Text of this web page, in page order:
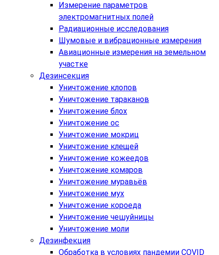
Измерение параметров
электромагнитных полей
Радиационные исследования
Шумовые и вибрационные измерения
Авиационные измерения на земельном
участке
Дезинсекция
Уничтожение клопов
Уничтожение тараканов
Уничтожение блох
Уничтожение ос
Уничтожение мокриц
Уничтожение клещей
Уничтожение кожеедов
Уничтожение комаров
Уничтожение муравьёв
Уничтожение мух
Уничтожение короеда
Уничтожение чешуйницы
Уничтожение моли
Дезинфекция
Обработка в условиях пандемии COVID